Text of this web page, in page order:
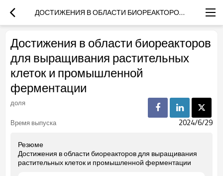
ДОСТИЖЕНИЯ В ОБЛАСТИ БИОРЕАКТОРОВ ДЛЯ ВЫРАЩИВАНИЯ РАСТИТЕЛЬНЫХ КЛЕТОК И ПРОМЫШЛЕННОЙ ФЕРМЕНТАЦИИ
Достижения в области биореакторов
для выращивания растительных
клеток и промышленной
ферментации
доля
Время выпуска
2024/6/29
Резюме
Достижения в области биореакторов для выращивания
растительных клеток и промышленной ферментации